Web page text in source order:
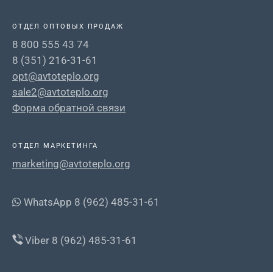
ОТДЕЛ ОПТОВЫХ ПРОДАЖ
8 800 555 43 74
8 (351) 216-31-61
opt@avtoteplo.org
sale2@avtoteplo.org
Форма обратной связи
ОТДЕЛ МАРКЕТИНГА
marketing@avtoteplo.org
WhatsApp 8 (962) 485-31-61
Viber 8 (962) 485-31-61